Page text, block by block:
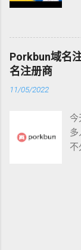
在
同
2.
分
短
Porkbun域名
名注册商
11/05/2022
今
多
不